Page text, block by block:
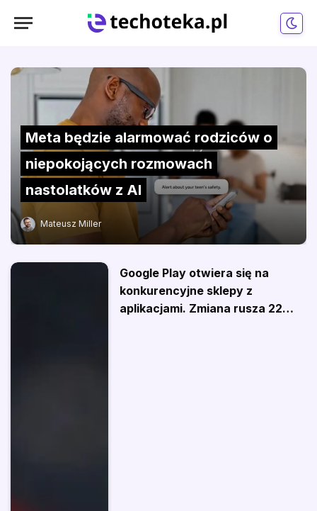
Meta będzie alarmować rodziców o
niepokojących rozmowach
nastolatków z AI
Mateusz Miller
Google Play otwiera się na
konkurencyjne sklepy z
aplikacjami. Zmiana rusza 22